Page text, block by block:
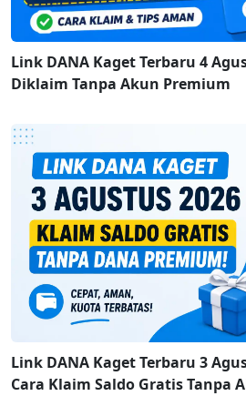
Link DANA Kaget Terbaru 4
Diklaim Tanpa Akun Premium
Link DANA Kaget Terbaru 3
Cara Klaim Saldo Gratis Tanpa